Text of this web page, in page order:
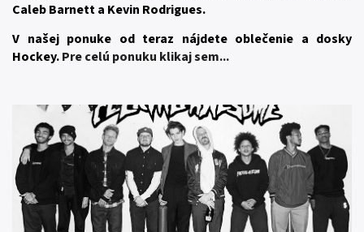
Caleb Barnett a Kevin Rodrigues.
V našej ponuke od teraz nájdete oblečenie a dosky
Hockey.Pre celú ponuku klikaj sem...